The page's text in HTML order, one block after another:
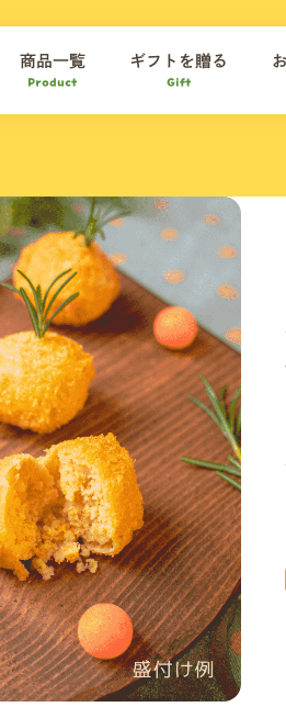
商品一覧
Product
ギフトを贈る
Gift